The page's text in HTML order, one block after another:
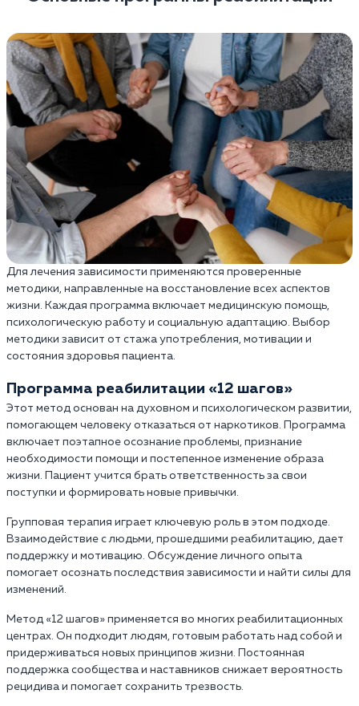
Для лечения зависимости применяются проверенные
методики, направленные на восстановление всех аспектов
жизни. Каждая программа включает медицинскую помощь,
психологическую работу и социальную адаптацию. Выбор
методики зависит от стажа употребления, мотивации и
состояния здоровья пациента.
Программа реабилитации «12 шагов»
Этот метод основан на духовном и психологическом развитии,
помогающем человеку отказаться от наркотиков. Программа
включает поэтапное осознание проблемы, признание
необходимости помощи и постепенное изменение образа
жизни. Пациент учится брать ответственность за свои
поступки и формировать новые привычки.
Групповая терапия играет ключевую роль в этом подходе.
Взаимодействие с людьми, прошедшими реабилитацию, дает
поддержку и мотивацию. Обсуждение личного опыта
помогает осознать последствия зависимости и найти силы для
изменений.
Метод «12 шагов» применяется во многих реабилитационных
центрах. Он подходит людям, готовым работать над собой и
придерживаться новых принципов жизни. Постоянная
поддержка сообщества и наставников снижает вероятность
рецидива и помогает сохранить трезвость.